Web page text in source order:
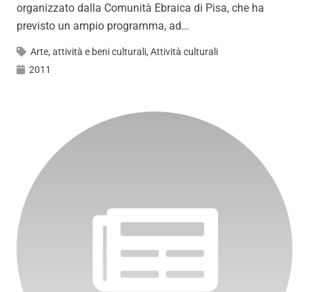
organizzato dalla Comunità Ebraica di Pisa, che ha
previsto un ampio programma, ad…
Arte, attività e beni culturali, Attività culturali
2011